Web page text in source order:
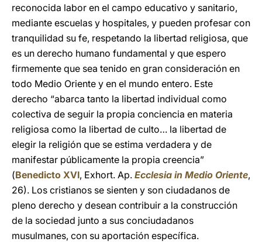
reconocida labor en el campo educativo y sanitario,
mediante escuelas y hospitales, y pueden profesar con
tranquilidad su fe, respetando la libertad religiosa, que
es un derecho humano fundamental y que espero
firmemente que sea tenido en gran consideración en
todo Medio Oriente y en el mundo entero. Este
derecho “abarca tanto la libertad individual como
colectiva de seguir la propia conciencia en materia
religiosa como la libertad de culto… la libertad de
elegir la religión que se estima verdadera y de
manifestar públicamente la propia creencia”
(Benedicto XVI, Exhort. Ap. Ecclesia in Medio Oriente,
26). Los cristianos se sienten y son ciudadanos de
pleno derecho y desean contribuir a la construcción
de la sociedad junto a sus conciudadanos
musulmanes, con su aportación específica.